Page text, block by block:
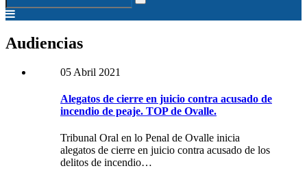
Audiencias
05 Abril 2021
Alegatos de cierre en juicio contra acusado de
incendio de peaje. TOP de Ovalle.
Tribunal Oral en lo Penal de Ovalle inicia
alegatos de cierre en juicio contra acusado de los
delitos de incendio…